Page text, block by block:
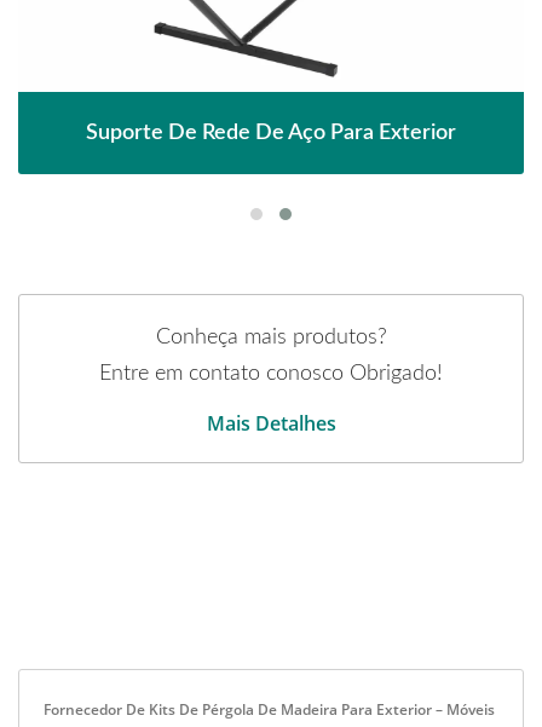
Suporte De Rede De Aço Para Exterior
Conheça mais produtos?
Entre em contato conosco Obrigado!
Mais Detalhes
Fornecedor De Kits De Pérgola De Madeira Para Exterior – Móveis